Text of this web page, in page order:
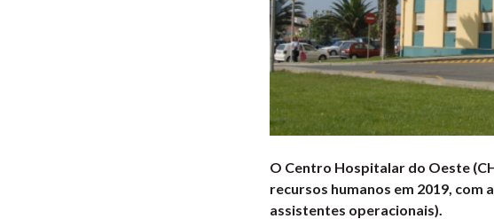
O Centro Hospitalar do Oeste
recursos humanos em 2019,
assistentes operacionais).